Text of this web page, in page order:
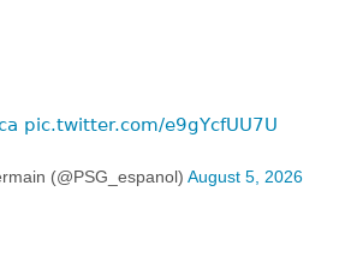
pic.twitter.com/e9gYcfUU7U
(@PSG_espanol) August 5, 2026